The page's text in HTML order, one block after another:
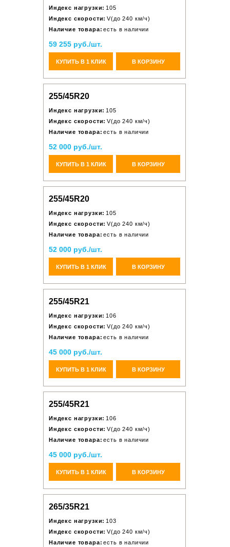
Индекс нагрузки: 105
Индекс скорости: V(до 240 км/ч)
Наличие товара: есть в наличии
59 255 руб./шт.
КУПИТЬ В 1 КЛИК В КОРЗИНУ
255/45R20
Индекс нагрузки: 105
Индекс скорости: V(до 240 км/ч)
Наличие товара: есть в наличии
52 000 руб./шт.
КУПИТЬ В 1 КЛИК В КОРЗИНУ
255/45R20
Индекс нагрузки: 105
Индекс скорости: V(до 240 км/ч)
Наличие товара: есть в наличии
52 000 руб./шт.
КУПИТЬ В 1 КЛИК В КОРЗИНУ
255/45R21
Индекс нагрузки: 106
Индекс скорости: V(до 240 км/ч)
Наличие товара: есть в наличии
45 000 руб./шт.
КУПИТЬ В 1 КЛИК В КОРЗИНУ
255/45R21
Индекс нагрузки: 106
Индекс скорости: V(до 240 км/ч)
Наличие товара: есть в наличии
45 000 руб./шт.
КУПИТЬ В 1 КЛИК В КОРЗИНУ
265/35R21
Индекс нагрузки: 103
Индекс скорости: V(до 240 км/ч)
Наличие товара: есть в наличии